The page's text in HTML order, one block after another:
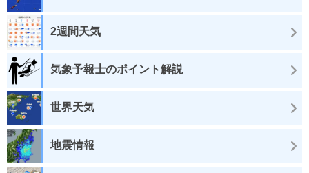
2週間天気
気象予報士のポイント解説
世界天気
地震情報